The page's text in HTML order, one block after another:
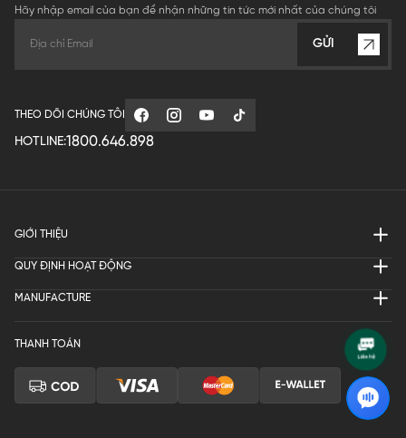
Hãy nhập email của bạn để nhận những tin tức mới nhất của chúng tôi
GỬI
THEO DÕI CHÚNG TÔI
HOTLINE:1800.646.898
GIỚI THIỆU
QUY ĐỊNH HOẠT ĐỘNG
MANUFACTURE
THANH TOÁN